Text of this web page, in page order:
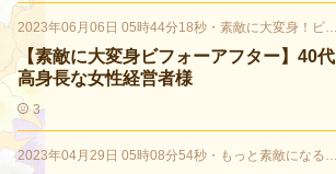
2023年06月06日 05時44分18秒 ・ 素敵に大変身！ビフォーアフター
【素敵に大変身ビフォーアフター】40代
高身長な女性経営者様
3
2023年04月29日 05時08分54秒 ・ もっと素敵になる色の話